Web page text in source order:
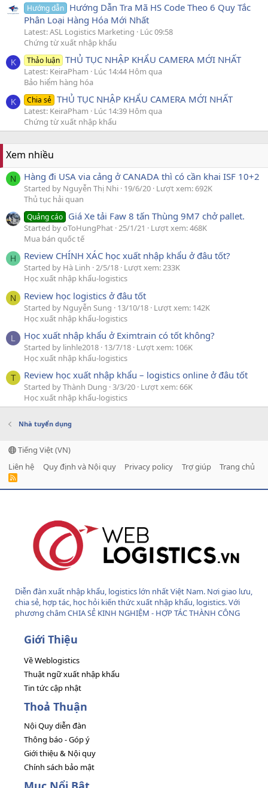
Hướng dẫn Hướng Dẫn Tra Mã HS Code Theo 6 Quy Tắc
Phân Loại Hàng Hóa Mới Nhất
Latest: ASL Logistics Marketing
Lúc 09:58
Chứng từ xuất nhập khẩu
K Thảo luận THỦ TỤC NHẬP KHẨU CAMERA MỚI NHẤT
Latest: KeiraPham
Lúc 14:44 Hôm qua
Bảo hiểm hàng hóa
K Chia sẻ THỦ TỤC NHẬP KHẨU CAMERA MỚI NHẤT
Latest: KeiraPham
Lúc 14:39 Hôm qua
Chứng từ xuất nhập khẩu
Xem nhiều
N Hàng đi USA via cảng ở CANADA thì có cần khai ISF 10+2
Started by Nguyễn Thị Nhi 19/6/20 Lượt xem: 692K
Thủ tục hải quan
Quảng cáo Giá Xe tải Faw 8 tấn Thùng 9M7 chở pallet.
Started by oToHungPhat 25/1/21
Lượt xem: 468K
Mua bán quốc tế
H Review CHÍNH XÁC học xuất nhập khẩu ở đâu tốt?
Started by Hà Linh 2/5/18 Lượt xem: 233K
Học xuất nhập khẩu-logistics
N Review học logistics ở đâu tốt
Started by Nguyễn Sung 13/10/18 Lượt xem: 142K
Học xuất nhập khẩu-logistics
L Học xuất nhập khẩu ở Eximtrain có tốt không?
Started by linhle2018 13/7/18 Lượt xem: 106K
Học xuất nhập khẩu-logistics
T Review học xuất nhập khẩu – logistics online ở đâu tốt
Started by Thành Dung 3/3/20 Lượt xem: 66K
Học xuất nhập khẩu-logistics
Nhà tuyển dụng
Tiếng Việt (VN)
Liên hệ
Quy định và Nội quy Privacy policy Trợ giúp Trang chủ
R
Diễn đàn xuất nhập khẩu, logistics lớn nhất Việt Nam. Nơi giao lưu,
chia sẻ, hợp tác, học hỏi kiến thức xuất nhập khẩu, logistics. Với
phương châm CHIA SẺ KINH NGHIỆM - HỢP TÁC THÀNH CÔNG
Giới Thiệu
Về Weblogistics
Thuật ngữ xuất nhập khẩu
Tin tức cập nhật
Thoả Thuận
Nội Quy diễn đàn
Thông báo - Góp ý
Giới thiệu & Nội quy
Chính sách bảo mật